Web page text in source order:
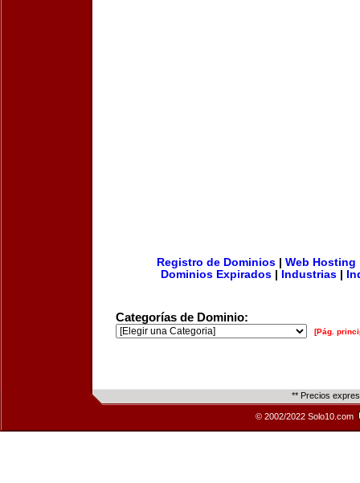
Registro de Dominios| Web Hosting
Dominios Expirados
Industrias
Categorías de Dominio:
[Pág.
** Precios
© 2002/2022 Solo10.com